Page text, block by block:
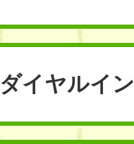
ダイヤルイン